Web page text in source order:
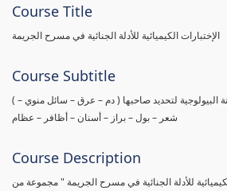
Course Title
الإختبارات الكيميائية للأدلة الجنائية في مسرح الجريمة
Course Subtitle
( إجراء الإختبارات علي العينة البيولوجية لتحديد صاحبها ( دم – عرق – سائل منوي –
شعر – بول – براز – أسنان – أظافر – عظام
Course Description
للأدلة الجنائية في مسرح الجريمة " مجموعة من